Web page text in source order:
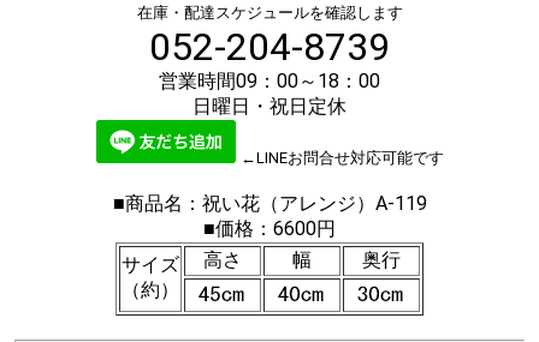
在庫・配達スケジュールを確認します
052-204-8739
営業時間09：00～18：00
日曜日・祝日定休
←LINEお問合せ対応可能です
■商品名：祝い花（アレンジ）A-119
■価格：6600円
サイズ
（約）
高さ 幅 奥行